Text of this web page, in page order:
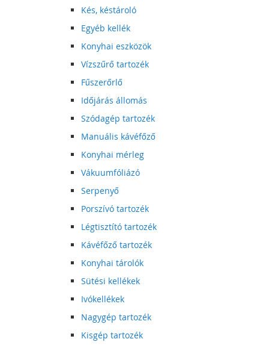
Kés, késtároló
Egyéb kellék
Konyhai eszközök
Vízszűrő tartozék
Fűszerőrlő
Időjárás állomás
Szódagép tartozék
Manuális kávéfőző
Konyhai mérleg
Vákuumfóliázó
Serpenyő
Porszívó tartozék
Légtisztító tartozék
Kávéfőző tartozék
Konyhai tárolók
Sütési kellékek
Ivókellékek
Nagygép tartozék
Kisgép tartozék